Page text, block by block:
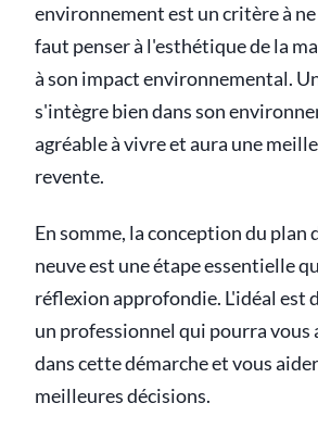
environnement est un critère à ne
faut penser à l'esthétique de la
à son impact environnemental.
s'intègre bien dans son
agréable à vivre et aura une
revente.
En somme, la conception du plan
neuve est une étape essentielle
réflexion approfondie. L'idéal est
un professionnel qui pourra vous
dans cette démarche et vous
meilleures décisions.